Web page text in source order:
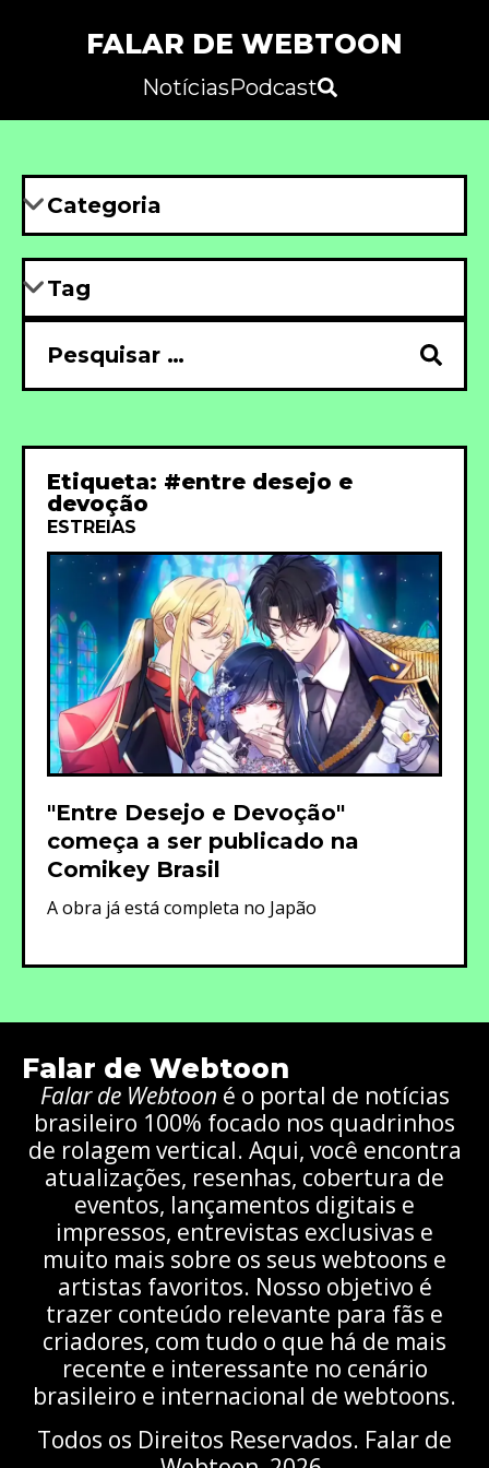
FALAR DE WEBTOON
NotíciasPodcast
Etiqueta: #entre desejo e
devoção
ESTREIAS
"Entre Desejo e Devoção"
começa a ser publicado na
Comikey Brasil
A obra já está completa no Japão
Falar de Webtoon
Falar de Webtoon é o portal de notícias
brasileiro 100% focado nos quadrinhos
de rolagem vertical. Aqui, você encontra
atualizações, resenhas, cobertura de
eventos, lançamentos digitais e
impressos, entrevistas exclusivas e
muito mais sobre os seus webtoons e
artistas favoritos. Nosso objetivo é
trazer conteúdo relevante para fãs e
criadores, com tudo o que há de mais
recente e interessante no cenário
brasileiro e internacional de webtoons.
Todos os Direitos Reservados. Falar de